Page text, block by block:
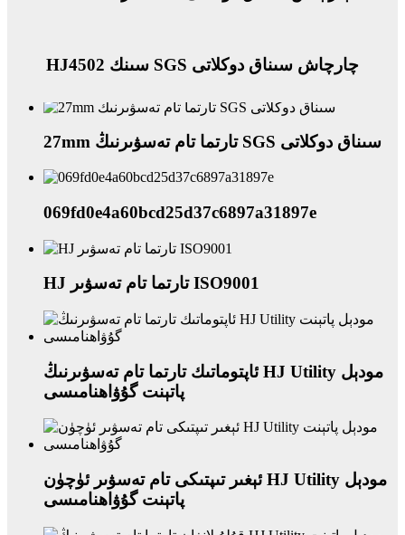
HJ4502 سىنك SGS چارچاش سىناق دوكلاتى
27mm تارتما تام تەسۋىرنىڭ SGS سىناق دوكلاتى
069fd0e4a60bcd25d37c6897a31897e
HJ تارتما تام تەسۋىر ISO9001
ئاپتوماتىك تارتما تام تەسۋىرنىڭ HJ Utility مودېل
پاتېنت گۇۋاھنامىسى
ئېغىر تىپتىكى تام تەسۋىر ئۈچۈن HJ Utility مودېل
پاتېنت گۇۋاھنامىسى